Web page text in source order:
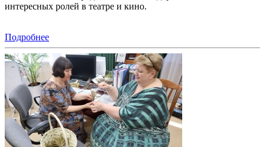
интересных ролей в театре и кино.
Подробнее